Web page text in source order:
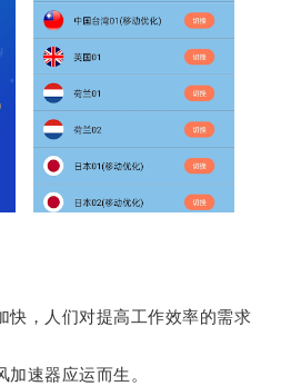
，人们对提高工作效率的需求
速器应运而生。